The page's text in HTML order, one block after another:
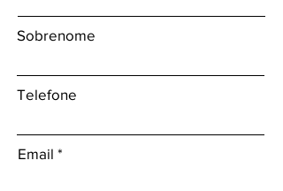
Sobrenome
Telefone
Email